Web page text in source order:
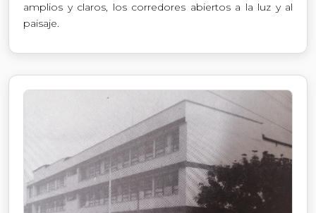
amplios y claros, los corredores abiertos a la luz y al
paisaje.